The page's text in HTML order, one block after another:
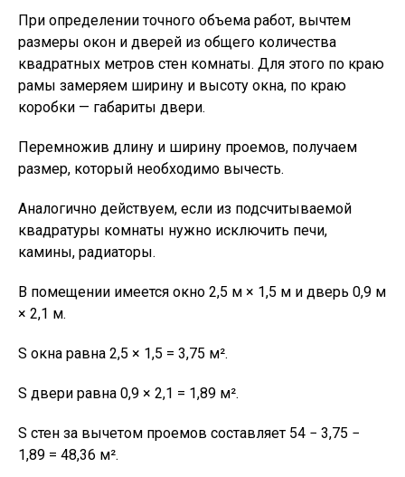
При определении точного объема работ, вычтем
размеры окон и дверей из общего количества
квадратных метров стен комнаты. Для этого по краю
рамы замеряем ширину и высоту окна, по краю
коробки — габариты двери.
Перемножив длину и ширину проемов, получаем
размер, который необходимо вычесть.
Аналогично действуем, если из подсчитываемой
квадратуры комнаты нужно исключить печи,
камины, радиаторы.
В помещении имеется окно 2,5 м × 1,5 м и дверь 0,9 м
× 2,1 м.
S окна равна 2,5 × 1,5 = 3,75 м².
S двери равна 0,9 × 2,1 = 1,89 м².
S стен за вычетом проемов составляет 54 − 3,75 −
1,89 = 48,36 м².